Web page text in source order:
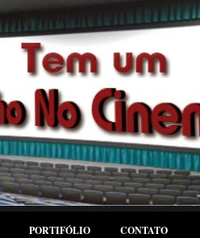
PORTIFÓLIO CONTATO